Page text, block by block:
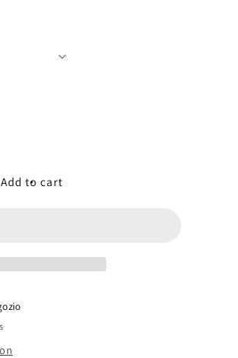
Add to cart